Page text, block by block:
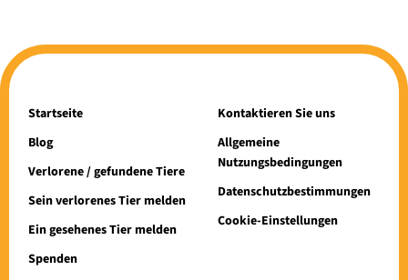
Startseite
Blog
Verlorene / gefundene Tiere
Sein verlorenes Tier melden
Ein gesehenes Tier melden
Spenden
Kontaktieren Sie uns
Allgemeine
Nutzungsbedingungen
Datenschutzbestimmungen
Cookie-Einstellungen